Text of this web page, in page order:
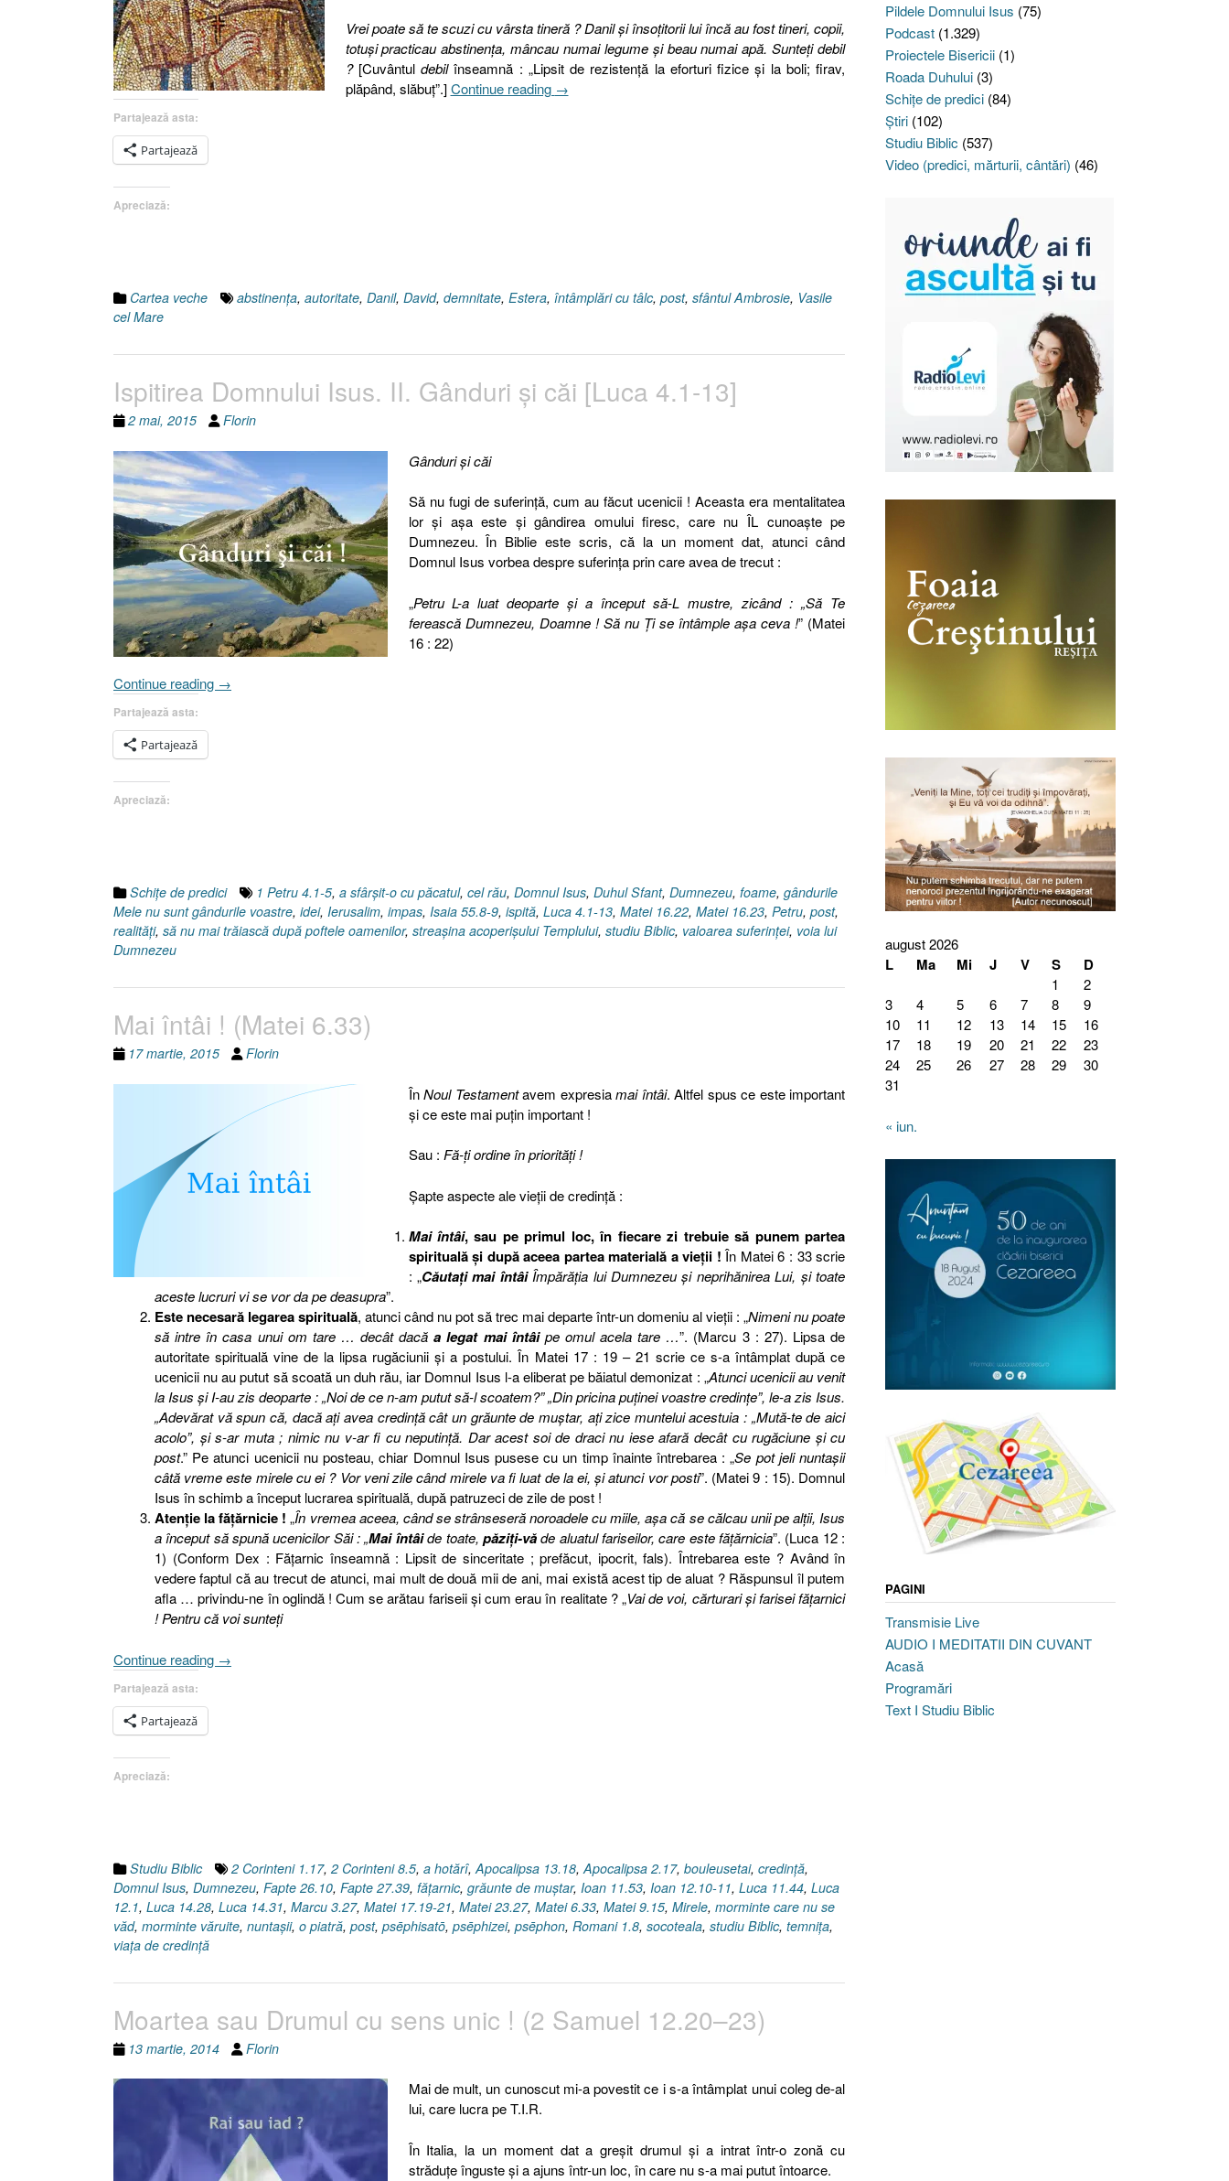
Vrei poate să te scuzi cu vârsta tineră ? Danil şi însoţitorii lui încă au fost tineri, copii,
totuşi practicau abstinenţa, mâncau numai legume şi beau numai apă. Sunteţi debil
? [Cuvântuldebilînseamnă : „Lipsit de rezistență la eforturi fizice și la boli; firav,
plăpând, slăbuț”.]Continue reading „12. Abstinenţa”
→
Partajează asta:
Partajează
Apreciază:
Cartea veche abstinenţa, autoritate, Danil, David, demnitate, Estera, întâmplări cu tâlc, post, sfântul Ambrosie, Vasile
cel Mare
Ispitirea Domnului Isus. II. Gânduri şi căi [Luca 4.1-13]
2 mai, 2015 Florin
Gânduri şi căi
Să nu fugi de suferinţă, cum au făcut ucenicii ! Aceasta era mentalitatea
lor şi aşa este şi gândirea omului firesc, care nu ÎL cunoaşte pe
Dumnezeu.În Biblie este scris, că la un moment dat, atunci când
Domnul Isus vorbea despre suferinţa prin care avea de trecut :
„Petru L-a luat deoparte şi a început să-L mustre, zicând : „Să Te
ferească Dumnezeu, Doamne ! Să nu Ţi se întâmple aşa ceva !” (Matei
16 : 22)
Continue reading „Ispitirea
→
Partajează asta:
Partajează
Apreciază:
Schiţe de predici 1 Petru 4.1-5, a sfârşit-o cu păcatul, cel rău, Domnul Isus, Duhul Sfant, Dumnezeu, foame, gândurile
Mele nu sunt gândurile voastre, idei, Ierusalim, impas, Isaia 55.8-9, ispită, Luca 4.1-13, Matei 16.22, Matei 16.23, Petru, post,
realităţi, să nu mai trăiască după poftele oamenilor, streaşina acoperişului Templului, studiu Biblic, valoarea suferinţei, voia lui
Dumnezeu
Mai întâi ! (Matei 6.33)
17 martie, 2015 Florin
ÎnNoul Testamentavem expresiamai întâi. Altfel spus ce este important
şi ce este mai puţin important !
Sau : Fă-ţi ordine în priorităţi !
Şapte aspecte ale vieţii de credinţă :
Mai întâi, sau pe primul loc, în fiecare zi trebuie să punem partea
spirituală şi după aceea partea materială a vieţii !În Matei 6 : 33 scrie
: „Căutaţi mai întâiÎmpărăţia lui Dumnezeu şi neprihănirea Lui, şi toate
aceste lucruri vi se vor da pe deasupra”.
Este necesară legarea spirituală, atunci când nu pot să trec mai departe într-un domeniu al vieţii : „Nimeni nu poate
să intre în casa unui om tare … decât dacăa legat mai întâipe omul acela tare …”. (Marcu 3 : 27). Lipsa de
autoritate spirituală vine de la lipsa rugăciunii şi a postului. În Matei 17 : 19 – 21 scrie ce s-a întâmplat după ce
ucenicii nu au putut să scoată un duh rău, iar Domnul Isus l-a eliberat pe băiatul demonizat : „Atunci ucenicii au venit
la Isus şi I-au zis deoparte : „Noi de ce n-am putut să-l scoatem?” „Din pricina puţinei voastre credinţe”, le-a zis Isus.
„Adevărat vă spun că, dacă aţi avea credinţă cât un grăunte de muştar, aţi zice muntelui acestuia : „Mută-te de aici
acolo”, şi s-ar muta ; nimic nu v-ar fi cu neputinţă. Dar acest soi de draci nu iese afară decât cu rugăciune şi cu
post.” Pe atunci ucenicii nu posteau, chiar Domnul Isus pusese cu un timp înainte întrebarea : „Se pot jeli nuntaşii
câtă vreme este mirele cu ei ? Vor veni zile când mirele va fi luat de la ei, şi atunci vor posti”. (Matei 9 : 15). Domnul
Isus în schimb a început lucrarea spirituală, după patruzeci de zile de post !
Atenţie la făţărnicie ! „În vremea aceea, când se strânseseră noroadele cu miile, aşa că se călcau unii pe alţii, Isus
a început să spună ucenicilor Săi : „Mai întâide toate, păziţi-văde aluatul fariseilor, care este făţărnicia”. (Luca 12 :
1) (Conform Dex : Fățarnic înseamnă : Lipsit de sinceritate ; prefăcut, ipocrit, fals). Întrebarea este ? Având în
vedere faptul că au trecut de atunci, mai mult de două mii de ani, mai există acest tip de aluat ? Răspunsul îl putem
afla … privindu-ne în oglindă ! Cum se arătau fariseii şi cum erau în realitate ? „Vai de voi, cărturari şi farisei făţarnici
! Pentru că voi sunteţi
Continue reading „Mai
→
Partajează asta:
Partajează
Apreciază:
Studiu Biblic 2 Corinteni 1.17, 2 Corinteni 8.5, a hotărî, Apocalipsa 13.18, Apocalipsa 2.17, bouleusetai, credinţă,
Domnul Isus, Dumnezeu, Fapte 26.10, Fapte 27.39, făţarnic, grăunte de muştar, Ioan 11.53, Ioan 12.10-11, Luca 11.44, Luca
12.1, Luca 14.28, Luca 14.31, Marcu 3.27, Matei 17.19-21, Matei 23.27, Matei 6.33, Matei 9.15, Mirele, morminte care nu se
văd, morminte văruite, nuntaşii, o piatră, post, psēphisatō, psēphizei, psēphon, Romani 1.8, socoteala, studiu Biblic, temniţa,
viaţa de credinţă
Moartea sau Drumul cu sens unic ! (2 Samuel 12.20–23)
13 martie, 2014 Florin
Mai de mult, un cunoscut mi-a povestit ce i s-a întâmplat unui coleg de-al
lui, care lucra pe T.I.R.
În Italia, la un moment dat a greşit drumul şi a intrat într-o zonă cu
străduţe înguste şi a ajuns într-un loc, în care nu s-a mai putut întoarce.
Pildele Domnului Isus (75)
Podcast(1.329)
Proiectele Bisericii(1)
Roada Duhului(3)
Schiţe de predici(84)
Ştiri(102)
Studiu Biblic (537)
Video (predici, mărturii, cântări) (46)
august 2026
L Ma Mi J V S D
1
2
3
4 5 6 7 8
9
10
11 12 13 14 15
16
17
18 19 20 21 22
23
24
25 26 27 28 29
30
31
« iun.
PAGINI
Transmisie Live
AUDIO I MEDITATII DIN CUVANT
Acasă
Programări
Text I Studiu Biblic